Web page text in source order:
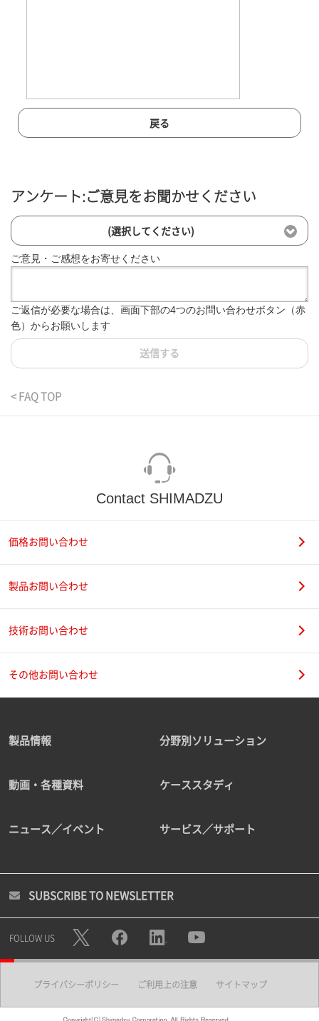
戻る
アンケート:ご意見をお聞かせください
(選択してください)
ご意見・ご感想をお寄せください
ご返信が必要な場合は、画面下部の4つのお問い合わせボタン（赤
色）からお願いします
送信する
< FAQ TOP
Contact SHIMADZU
価格お問い合わせ
製品お問い合わせ
技術お問い合わせ
その他お問い合わせ
製品情報 分野別ソリューション
動画・各種資料 ケーススタディ
ニュース／イベント サービス／サポート
SUBSCRIBE TO NEWSLETTER
FOLLOW US
プライバシーポリシー ご利用上の注意 サイトマップ